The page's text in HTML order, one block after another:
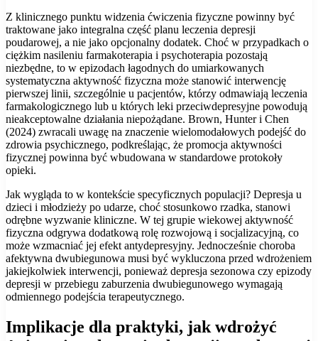
Z klinicznego punktu widzenia ćwiczenia fizyczne powinny być
traktowane jako integralna część planu leczenia depresji
poudarowej, a nie jako opcjonalny dodatek. Choć w przypadkach o
ciężkim nasileniu farmakoterapia i psychoterapia pozostają
niezbędne, to w epizodach łagodnych do umiarkowanych
systematyczna aktywność fizyczna może stanowić interwencję
pierwszej linii, szczególnie u pacjentów, którzy odmawiają leczenia
farmakologicznego lub u których leki przeciwdepresyjne powodują
nieakceptowalne działania niepożądane. Brown, Hunter i Chen
(2024) zwracali uwagę na znaczenie wielomodałowych podejść do
zdrowia psychicznego, podkreślając, że promocja aktywności
fizycznej powinna być wbudowana w standardowe protokoły
opieki.
Jak wygląda to w kontekście specyficznych populacji? Depresja u
dzieci i młodzieży po udarze, choć stosunkowo rzadka, stanowi
odrębne wyzwanie kliniczne. W tej grupie wiekowej aktywność
fizyczna odgrywa dodatkową rolę rozwojową i socjalizacyjną, co
może wzmacniać jej efekt antydepresyjny. Jednocześnie choroba
afektywna dwubiegunowa musi być wykluczona przed wdrożeniem
jakiejkolwiek interwencji, ponieważ depresja sezonowa czy epizody
depresji w przebiegu zaburzenia dwubiegunowego wymagają
odmiennego podejścia terapeutycznego.
Implikacje dla praktyki, jak wdrożyć